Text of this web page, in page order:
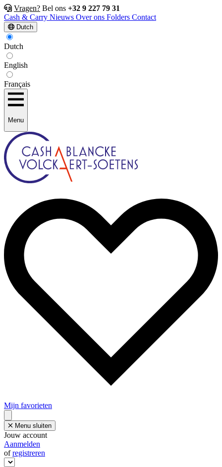
Vragen? Bel ons +32 9 227 79 31
Cash & Carry Nieuws Over ons Folders Contact
Dutch
Dutch
English
Français
Menu
Mijn favorieten
Menu sluiten
Jouw account
Aanmelden
ofregistreren